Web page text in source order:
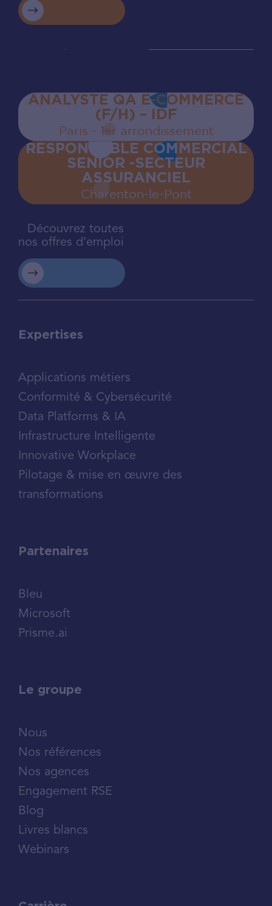
ANALYSTE QA E-COMMERCE
(F/H) – IDF
Paris - 1er arrondissement
RESPONSABLE COMMERCIAL
SENIOR -SECTEUR
ASSURANCIEL
Charenton‍-‍le‍-‍Pont
Découvrez toutes
nos offres d’emploi
Expertises
Applications métiers
Conformité & Cybersécurité
Data Platforms & IA
Infrastructure Intelligente
Innovative Workplace
Pilotage & mise en œuvre des
transformations
Partenaires
Bleu
Microsoft
Prisme.ai
Le groupe
Nous
Nos références
Nos agences
Engagement RSE
Blog
Livres blancs
Webinars